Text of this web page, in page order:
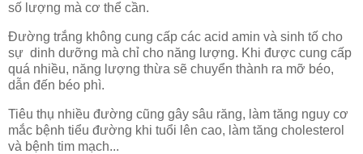
số lượng mà cơ thể cần.
Đường trắng không cung cấp các acid amin và sinh tố cho
sự dinh dưỡng mà chỉ cho năng lượng. Khi được cung cấp
quá nhiều, năng lượng thừa sẽ chuyển thành ra mỡ béo,
dẫn đến béo phì.
Tiêu thụ nhiều đường cũng gây sâu răng, làm tăng nguy cơ
mắc bệnh tiểu đường khi tuổi lên cao, làm tăng cholesterol
và bệnh tim mạch...